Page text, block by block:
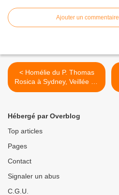
Ajouter un commentaire
< Homélie du P. Thomas
Rosica à Sydney, Veillée de
prière et d’adoration
Hébergé par Overblog
Top articles
Pages
Contact
Signaler un abus
C.G.U.